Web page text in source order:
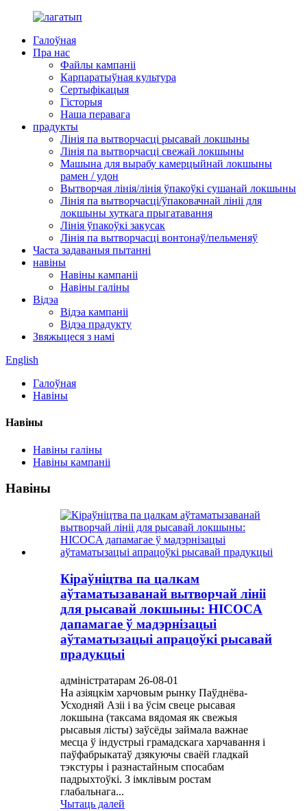
Галоўная
Пра нас
Файлы кампаніі
Карпаратыўная культура
Сертыфікацыя
Гісторыя
Наша перавага
прадукты
Лінія па вытворчасці рысавай локшыны
Лінія па вытворчасці свежай локшыны
Машына для вырабу камерцыйнай локшыны
рамен / удон
Вытворчая лінія/лінія ўпакоўкі сушанай локшыны
Лінія па вытворчасці/ўпаковачнай лініі для
локшыны хуткага прыгатавання
Лінія ўпакоўкі закусак
Лінія па вытворчасці вонтонаў/пельменяў
Часта задаваныя пытанні
навіны
Навіны кампаніі
Навіны галіны
Відэа
Відэа кампаніі
Відэа прадукту
Звяжыцеся з намі
English
Галоўная
Навіны
Навіны
Навіны галіны
Навіны кампаніі
Навіны
Кіраўніцтва па цалкам
аўтаматызаванай вытворчай лініі
для рысавай локшыны: HICOCA
дапамагае ў мадэрнізацыі
аўтаматызацыі апрацоўкі рысавай
прадукцыі
адміністратарам 26-08-01
На азіяцкім харчовым рынку Паўднёва-
Усходняй Азіі і ва ўсім свеце рысавая
локшына (таксама вядомая як свежыя
рысавыя лісты) заўсёды займала важнае
месца ў індустрыі грамадскага харчавання і
паўфабрыкатаў дзякуючы сваёй гладкай
тэкстуры і разнастайным спосабам
падрыхтоўкі. З імклівым ростам
глабальнага...
Чытаць далей